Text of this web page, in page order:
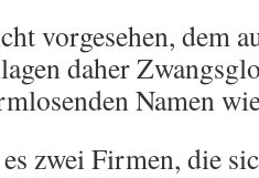
vorgesehen, dem
daher
Namen
zwei Firmen, die